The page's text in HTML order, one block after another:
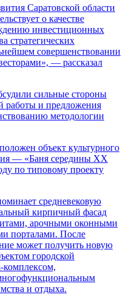
Саратовской области
о качестве
инвестиционных
стратегических
совершенствовании
— рассказал
сильные стороны
работы и предложения
методологии
объект культурного
— «Баня середины XX
по типовому проекту
средневековую
кирпичный фасад
арочными оконными
порталами. После
может получить новую
городской
и отдыха.